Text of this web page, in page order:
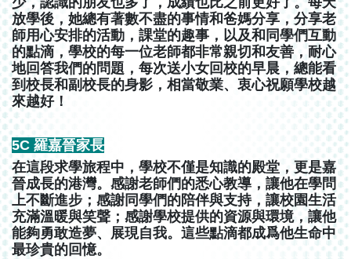
放學後，她總有著數不盡的事情和爸媽分享，分享老
師用心安排的活動，課堂的趣事，以及和同學們互動
的點滴，學校的每一位老師都非常親切和友善，耐心
地回答我們的問題，每次送小女回校的早晨，總能看
到校長和副校長的身影，相當敬業、衷心祝願學校越
來越好！
5C 羅嘉晉家長
在這段求學旅程中，學校不僅是知識的殿堂，更是嘉
晉成長的港灣。感謝老師們的悉心教導，讓他在學問
上不斷進步；感謝同學們的陪伴與支持，讓校園生活
充滿溫暖與笑聲；感謝學校提供的資源與環境，讓他
能夠勇敢造夢、展現自我。這些點滴都成爲他生命中
最珍貴的回憶。